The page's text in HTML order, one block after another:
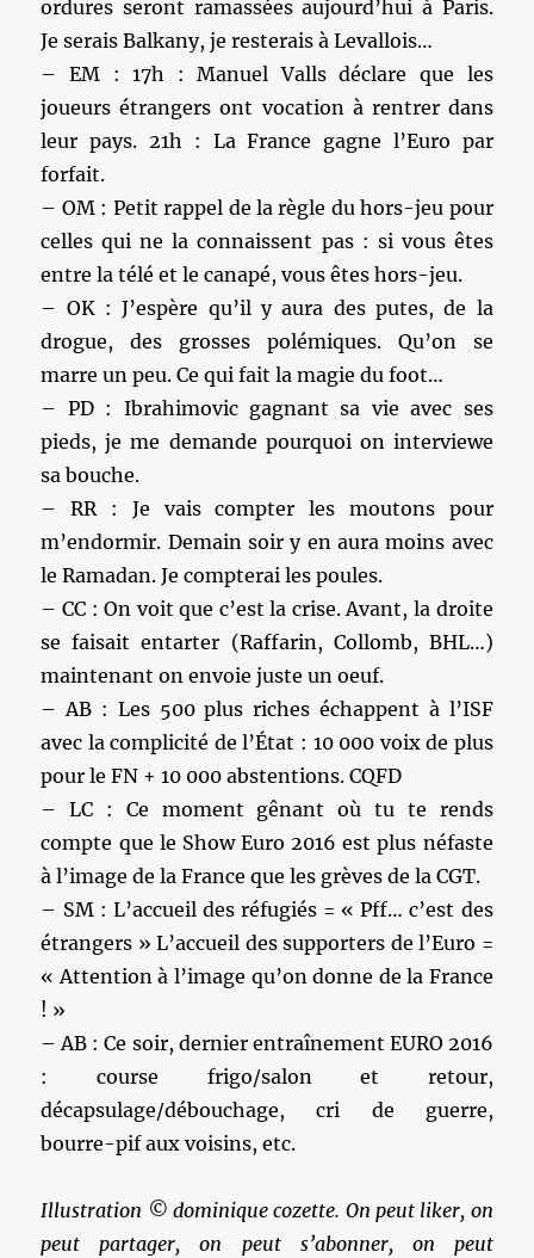
ordures seront ramassées aujourd’hui à Paris.
Je serais Balkany, je resterais à Levallois…
– EM : 17h : Manuel Valls déclare que les
joueurs étrangers ont vocation à rentrer dans
leur pays. 21h : La France gagne l’Euro par
forfait.
– OM : Petit rappel de la règle du hors-jeu pour
celles qui ne la connaissent pas : si vous êtes
entre la télé et le canapé, vous êtes hors-jeu.
– OK : J’espère qu’il y aura des putes, de la
drogue, des grosses polémiques. Qu’on se
marre un peu. Ce qui fait la magie du foot…
– PD : Ibrahimovic gagnant sa vie avec ses
pieds, je me demande pourquoi on interviewe
sa bouche.
– RR : Je vais compter les moutons pour
m’endormir. Demain soir y en aura moins avec
le Ramadan. Je compterai les poules.
– CC : On voit que c’est la crise. Avant, la droite
se faisait entarter (Raffarin, Collomb, BHL…)
maintenant on envoie juste un oeuf.
– AB : Les 500 plus riches échappent à l’ISF
avec la complicité de l’État : 10 000 voix de plus
pour le FN + 10 000 abstentions. CQFD
– LC : Ce moment gênant où tu te rends
compte que le Show Euro 2016 est plus néfaste
à l’image de la France que les grèves de la CGT.
– SM : L’accueil des réfugiés = « Pff… c’est des
étrangers » L’accueil des supporters de l’Euro =
« Attention à l’image qu’on donne de la France
! »
– AB : Ce soir, dernier entraînement EURO 2016
: course frigo/salon et retour,
décapsulage/débouchage, cri de guerre,
bourre-pif aux voisins, etc.
Illustration © dominique cozette. On peut liker, on
peut partager, on peut s’abonner, on peut